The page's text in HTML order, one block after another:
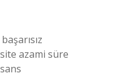
azami süre